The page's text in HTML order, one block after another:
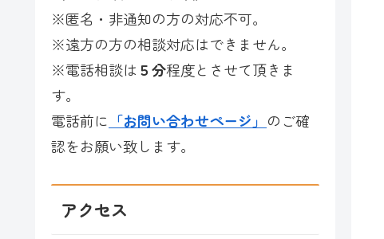
※匿名・非通知の方の対応不可。
※遠方の方の相談対応はできません。
※電話相談は ５分程度とさせて頂きま
す。
電話前に 「お問い合わせページ」 のご確
認をお願い致します。
アクセス